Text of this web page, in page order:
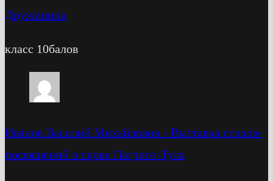
Дружинина
класс 10балов
Иванов Василий Михайлович - Выставка стихов-
посвящений в парке Патриот-Тула